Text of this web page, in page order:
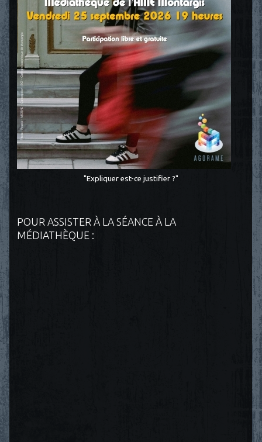
"Expliquer est-ce justifier ?"
POUR ASSISTER À LA SÉANCE À LA
MÉDIATHÈQUE :